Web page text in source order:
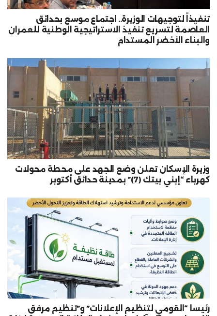
تنفيذاً لتوجيهات الوزيرة.. اجتماع موسع بحدائق
العاصمة لتسريع تنفيذ الاستراتيجية الوطنية للعمران
والبناء الأخضر المستدام
وزيرة الإسكان تعلن وضع الجهد على محطة محولات
كهرباء “إبني بيتك (7)” بمدينة حدائق أكتوبر
رئيسا “القومي لتنظيم الإعلانات” و”تنظيم مرفق